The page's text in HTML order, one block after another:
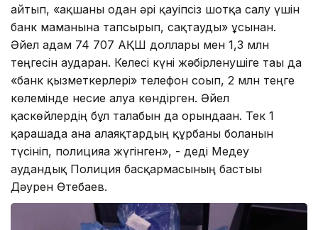
айтып, «ақшаны одан әрі қауіпсіз шотқа салу үшін
банк маманына тапсырып, сақтауды» ұсынған.
Әйел адам 74 707 АҚШ доллары мен 1,3 млн
теңгесін аударған. Келесі күні жәбірленушіге тағы да
«банк қызметкерлері» телефон соғып, 2 млн теңге
көлемінде несие алуға көндірген. Әйел
қаскөйлердің бұл талабын да орындаған. Тек 1
қарашада ғана алаяқтардың құрбаны болғанын
түсініп, полицияға жүгінген», - деді Медеу
аудандық Полиция басқармасының бастығы
Дәурен Өтебаев.